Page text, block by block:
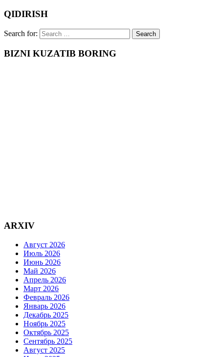
QIDIRISH
Search for:
BIZNI KUZATIB BORING
ARXIV
Август 2026
Июль 2026
Июнь 2026
Май 2026
Апрель 2026
Март 2026
Февраль 2026
Январь 2026
Декабрь 2025
Ноябрь 2025
Октябрь 2025
Сентябрь 2025
Август 2025